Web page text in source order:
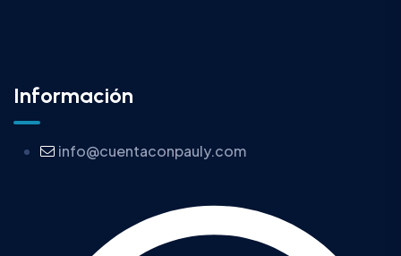
Información
info@cuentaconpauly.com